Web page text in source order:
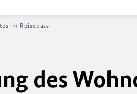
im Reisepass
des